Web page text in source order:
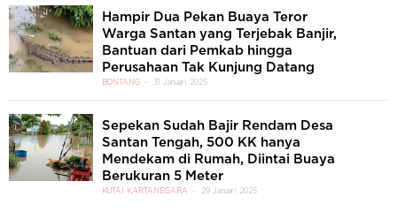
Hampir Dua Pekan Buaya Teror
Warga Santan yang Terjebak Banjir,
Bantuan dari Pemkab hingga
Perusahaan Tak Kunjung Datang
BONTANG 31 Januari 2025
Sepekan Sudah Bajir Rendam Desa
Santan Tengah, 500 KK hanya
Mendekam di Rumah, Diintai Buaya
Berukuran 5 Meter
KUTAI KARTANEGARA 29 Januari 2025